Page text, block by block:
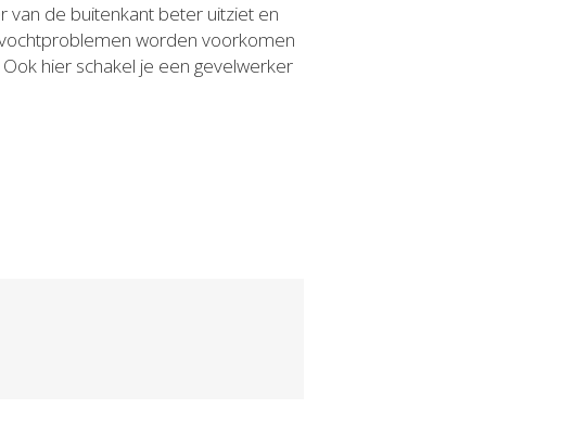
van de buitenkant beter uitziet en
worden voorkomen
hier schakel je een gevelwerker